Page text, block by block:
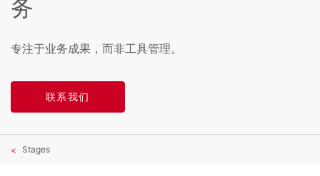
务
专注于业务成果，而非工具管理。
联系我们
Stages